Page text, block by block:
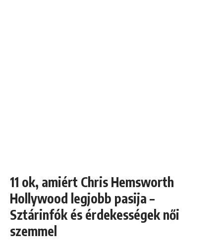
11 ok, amiért Chris Hemsworth
Hollywood legjobb pasija –
Sztárinfók és érdekességek női
szemmel